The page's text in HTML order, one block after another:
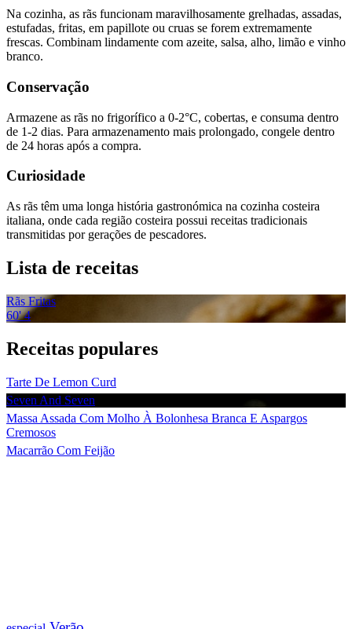
Na cozinha, as rãs funcionam maravilhosamente grelhadas, assadas,
estufadas, fritas, em papillote ou cruas se forem extremamente
frescas. Combinam lindamente com azeite, salsa, alho, limão e vinho
branco.
Conservação
Armazene as rãs no frigorífico a 0-2°C, cobertas, e consuma dentro
de 1-2 dias. Para armazenamento mais prolongado, congele dentro
de 24 horas após a compra.
Curiosidade
As rãs têm uma longa história gastronómica na cozinha costeira
italiana, onde cada região costeira possui receitas tradicionais
transmitidas por gerações de pescadores.
Lista de receitas
Rãs Fritas
60'4
Receitas populares
Tarte De Lemon Curd
Seven And Seven
Massa Assada Com Molho À Bolonhesa Branca E Aspargos
Cremosos
Macarrão Com Feijão